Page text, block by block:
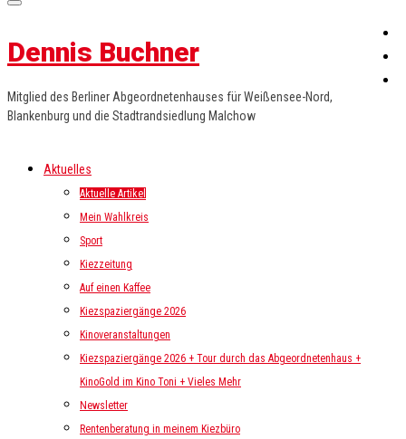
Dennis Buchner
Mitglied des Berliner Abgeordnetenhauses für Weißensee-Nord,
Blankenburg und die Stadtrandsiedlung Malchow
Aktuelles
Aktuelle Artikel
Mein Wahlkreis
Sport
Kiezzeitung
Auf einen Kaffee
Kiezspaziergänge 2026
Kinoveranstaltungen
Kiezspaziergänge 2026 + Tour durch das Abgeordnetenhaus +
KinoGold im Kino Toni + Vieles Mehr
Newsletter
Rentenberatung in meinem Kiezbüro